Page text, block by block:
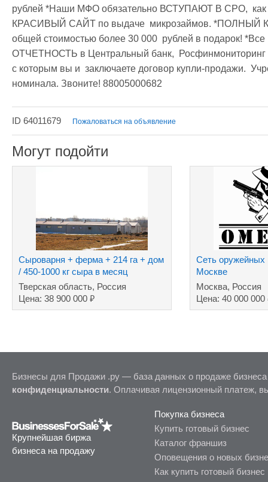
рублей *Наши МФО обязательно ВСТУПАЮТ В СРО,  как
КРАСИВЫЙ САЙТ по выдаче  микрозаймов.
общей стоимостью более 30 000  рублей в подарок!
ОТЧЕТНОСТЬ в Центральный банк,
с которым вы и  заключаете договор купли-продажи.
номинала. Звоните! 88005000682
ID 64011679 Пожаловаться на объявление
Могут подойти
Сыроварня + ферма + 214 га + дом
/ 450-1000 кг сыра в месяц
Тверская область, Россия
Цена: 38 900 000 ₽
Сеть оружейных
Москве
Москва, Россия
Цена: 40 000 000
Бизнесы для Продажи .ру — база данных о продаже
конфиденциальности. Оплачивая лицензионный платеж,
Крупнейшая биржа
бизнеса на продажу
Покупка бизнеса
Купить готовый бизнес
Каталог франшиз
Оповещения о новых
Как купить готовый бизнес